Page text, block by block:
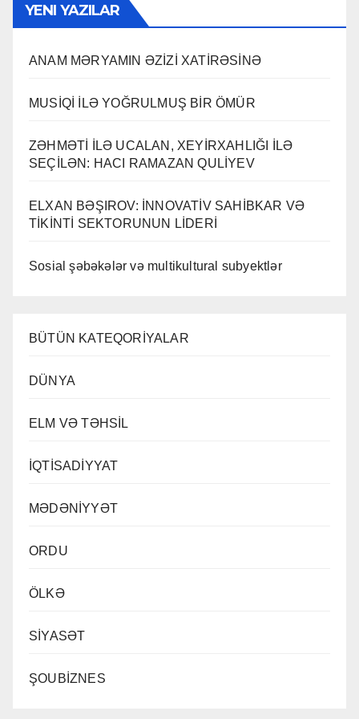
YENI YAZILAR
ANAM MƏRYAMIN ƏZİZİ XATİRƏSİNƏ
MUSİQİ İLƏ YOĞRULMUŞ BİR ÖMÜR
ZƏHMƏTİ İLƏ UCALAN, XEYİRXAHLIĞI İLƏ
SEÇİLƏN: HACI RAMAZAN QULİYEV
ELXAN BƏŞIROV: İNNOVATİV SAHİBKAR VƏ
TİKİNTİ SEKTORUNUN LİDERİ
Sosial şəbəkələr və multikultural subyektlər
BÜTÜN KATEQORİYALAR
DÜNYA
ELM VƏ TƏHSİL
İQTİSADİYYAT
MƏDƏNİYYƏT
ORDU
ÖLKƏ
SİYASƏT
ŞOUBİZNES